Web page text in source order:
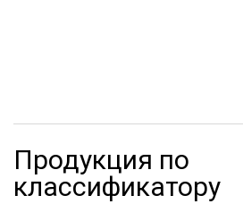
Продукция по
классификатору